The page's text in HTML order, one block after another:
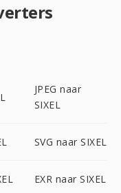
JPEG naar
SIXEL
SVG naar SIXEL
EXR naar SIXEL